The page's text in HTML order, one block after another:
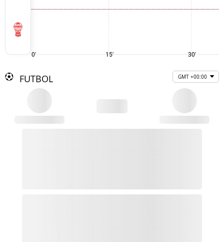
0' 15' 30'
FUTBOL GMT +00:00